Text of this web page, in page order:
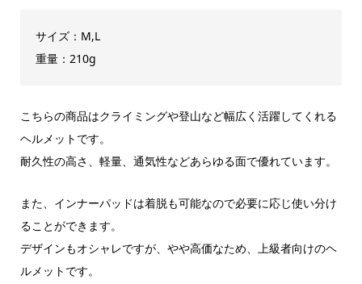
サイズ：M,L
重量：210g
こちらの商品はクライミングや登山など幅広く活躍してくれる
ヘルメットです。
耐久性の高さ、軽量、通気性などあらゆる面で優れています。
また、インナーパッドは着脱も可能なので必要に応じ使い分け
ることができます。
デザインもオシャレですが、やや高価なため、上級者向けのヘ
ルメットです。